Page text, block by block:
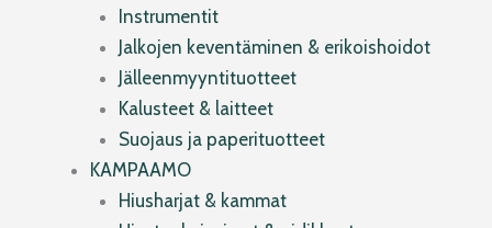
Instrumentit
Jalkojen keventäminen & erikoishoidot
Jälleenmyyntituotteet
Kalusteet & laitteet
Suojaus ja paperituotteet
KAMPAAMO
Hiusharjat & kammat